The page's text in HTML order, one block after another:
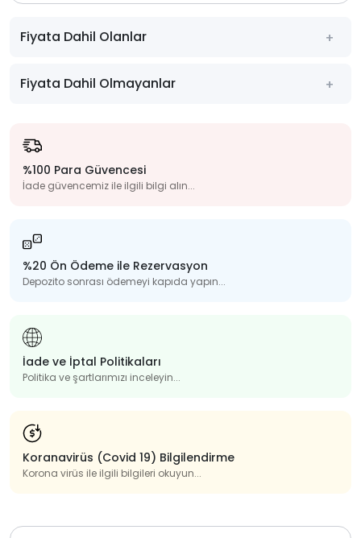
Fiyata Dahil Olanlar
Fiyata Dahil Olmayanlar
%100 Para Güvencesi
İade güvencemiz ile ilgili bilgi alın...
%20 Ön Ödeme ile Rezervasyon
Depozito sonrası ödemeyi kapıda yapın...
İade ve İptal Politikaları
Politika ve şartlarımızı inceleyin...
Koranavirüs (Covid 19) Bilgilendirme
Korona virüs ile ilgili bilgileri okuyun...